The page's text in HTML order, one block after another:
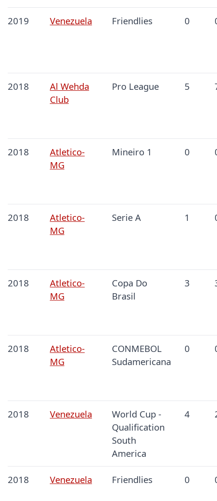
2019 Venezuela Friendlies 0
2018
Al Wehda
Club
Pro League 5
2018
Atletico-
MG
Mineiro 1 0
2018
Atletico-
MG
Serie A 1
2018
Atletico-
MG
Copa Do
Brasil
3
2018
Atletico-
MG
CONMEBOL
Sudamericana
0
2018 Venezuela
World Cup -
Qualification
South
America
4
2018 Venezuela Friendlies 0